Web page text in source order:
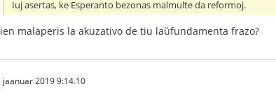
Iuj asertas, ke Esperanto bezonas malmulte da reformoj.
malaperis la akuzativo de tiu laŭfundamenta frazo?
jaanuar 2019 9:14.10